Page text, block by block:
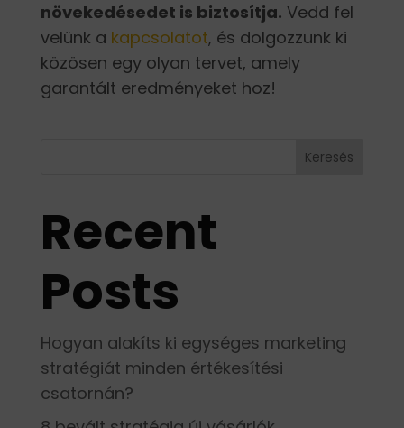
növekedésedet is biztosítja. Vedd fel
velünk a kapcsolatot, és dolgozzunk ki
közösen egy olyan tervet, amely
garantált eredményeket hoz!
Keresés
Recent
Posts
Hogyan alakíts ki egységes marketing
stratégiát minden értékesítési
csatornán?